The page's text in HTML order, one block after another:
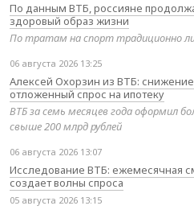
По данным ВТБ, россияне
здоровый образ жизни
По тратам на спорт традиционно
06 августа 2026 13:25
Алексей Охорзин из ВТБ: снижение
отложенный спрос на ипотеку
ВТБ за семь месяцев года оформил
свыше 200 млрд рублей
06 августа 2026 13:07
Исследование ВТБ: ежемесячная
создает волны спроса
05 августа 2026 13:15